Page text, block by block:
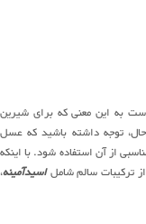
به این معنی که برای شیرین
توجه داشته باشید که عسل
از آن استفاده شود. با اینکه
ترکیبات سالم شاملاسیدآمینه،